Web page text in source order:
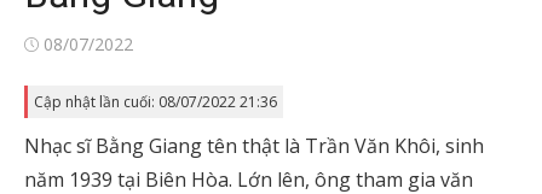
Posted
08/07/2022
Cập nhật lần cuối: 08/07/2022 21:36
Nhạc sĩ Bằng Giang tên thật là Trần Văn Khôi, sinh
năm 1939 tại Biên Hòa. Lớn lên, ông tham gia văn